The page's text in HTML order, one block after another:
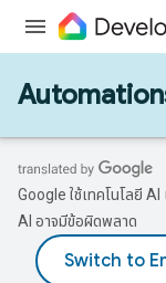
Google ใช้เทคโนโลยี
AI อาจมีข้อผิดพลาด